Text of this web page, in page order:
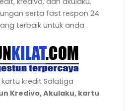
serta fast respon 24
terbaik untuk anda .
kredit Salatiga
Kredivo, Akulaku, kartu